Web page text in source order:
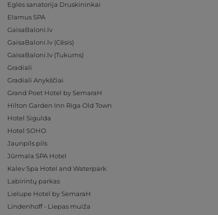
Eglės sanatorija Druskininkai
Elamus SPA
GaisaBaloni.lv
GaisaBaloni.lv (Cēsis)
GaisaBaloni.lv (Tukums)
Gradiali
Gradiali Anykščiai
Grand Poet Hotel by SemaraH
Hilton Garden Inn Riga Old Town
Hotel Sigulda
Hotel SOHO
Jaunpils pils
Jūrmala SPA Hotel
Kalev Spa Hotel and Waterpark
Labirintų parkas
Lielupe Hotel by SemaraH
Lindenhoff - Liepas muiža